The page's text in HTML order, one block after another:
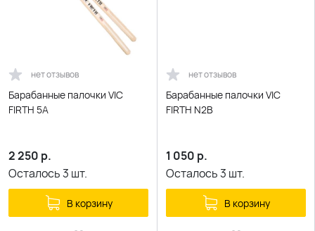
нет отзывов
Барабанные палочки VIC
FIRTH 5A
2 250 р.
Осталось3 шт.
В корзину
нет отзывов
Барабанные палочки VIC
FIRTH N2B
1 050 р.
Осталось3 шт.
В корзину